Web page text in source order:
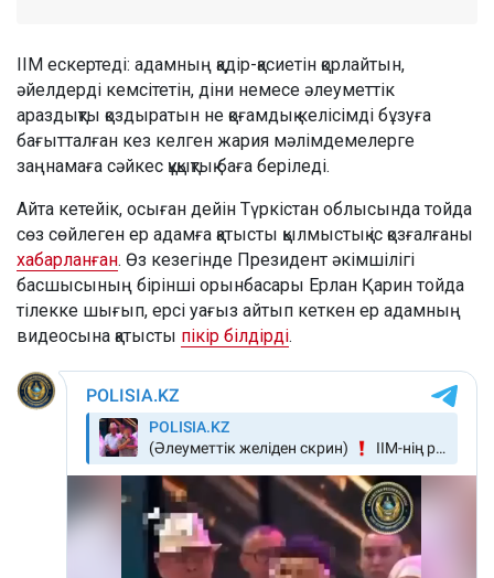
ІІМ ескертеді: адамның қадір-қасиетін қорлайтын,
әйелдерді кемсітетін, діни немесе әлеуметтік
араздықты қоздыратын не қоғамдық келісімді бұзуға
бағытталған кез келген жария мәлімдемелерге
заңнамаға сәйкес құқықтық баға беріледі.
Айта кетейік, осыған дейін Түркістан облысында тойда
сөз сөйлеген ер адамға қатысты қылмыстық іс қозғалғаны
хабарланған. Өз кезегінде Президент әкімшілігі
басшысының бірінші орынбасары Ерлан Қарин тойда
тілекке шығып, ерсі уағыз айтып кеткен ер адамның
видеосына қатысты пікір білдірді.